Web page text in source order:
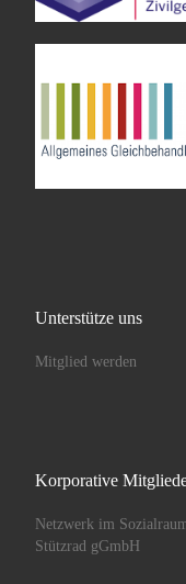
Unterstütze uns
Mitglied werden
Korporative
Netzwerk im
Stützrad gGmbH